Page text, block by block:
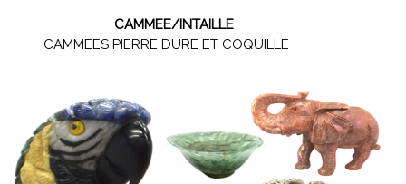
CAMMEE/INTAILLE
CAMMEES PIERRE DURE ET COQUILLE